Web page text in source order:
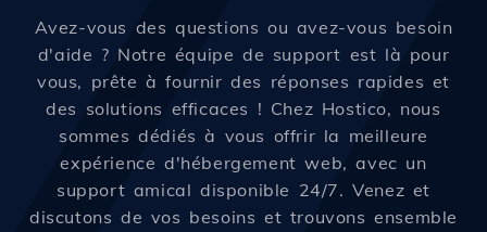
Avez-vous des questions ou avez-vous besoin
d'aide ? Notre équipe de support est là pour
vous, prête à fournir des réponses rapides et
des solutions efficaces ! Chez Hostico, nous
sommes dédiés à vous offrir la meilleure
expérience d'hébergement web, avec un
support amical disponible 24/7. Venez et
discutons de vos besoins et trouvons ensemble